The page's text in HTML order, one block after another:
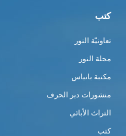
كتب
تعاونيّة النور
مجلة النور
مكتبة بانياس
منشورات دير الحرف
التراث الأبائي
كتب